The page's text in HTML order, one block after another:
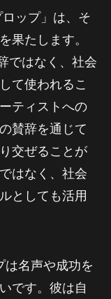
ップ」は、そ
果たします。
ではなく、社会
て使われるこ
ティストへの
賛辞を通じて
交ぜることが
はなく、社会
としても活用
は名声や成功を
です。彼は自